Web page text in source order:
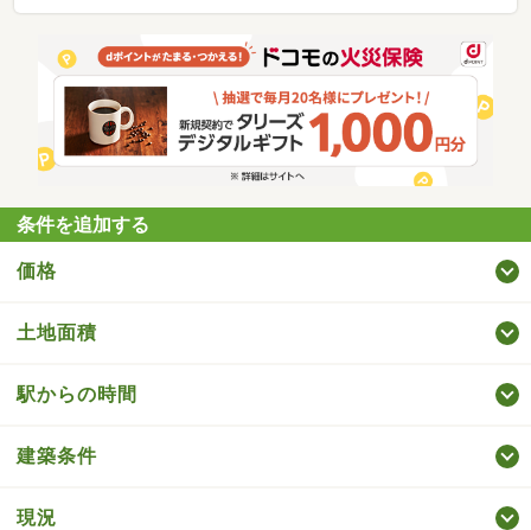
条件を追加する
価格
土地面積
駅からの時間
建築条件
現況